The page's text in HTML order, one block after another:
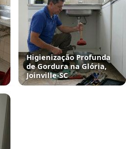
Higienização Profunda
de Gordura na Glória,
Joinville‑SC